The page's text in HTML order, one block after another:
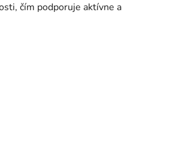
čím podporuje aktívne a